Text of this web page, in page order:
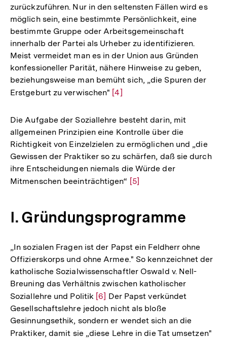
zurückzuführen. Nur in den seltensten Fällen wird es
möglich sein, eine bestimmte Persönlichkeit, eine
bestimmte Gruppe oder Arbeitsgemeinschaft
innerhalb der Partei als Urheber zu identifizieren.
Meist vermeidet man es in der Union aus Gründen
konfessioneller Parität, nähere Hinweise zu geben,
beziehungsweise man bemüht sich, „die Spuren der
Erstgeburt zu verwischen" Zur
der
Fußnote
[4]
Die Aufgabe der Soziallehre besteht darin, mit
allgemeinen Prinzipien eine Kontrolle über die
Richtigkeit von Einzelzielen zu ermöglichen und „die
Gewissen der Praktiker so zu schärfen, daß sie durch
ihre Entscheidungen niemals die Würde der
Mitmenschen beeinträchtigen“ Zur
Fußnote
[5]
I. Gründungsprogramme
„In sozialen Fragen ist der Papst ein Feldherr ohne
Offizierskorps und ohne Armee." So kennzeichnet der
katholische Sozialwissenschaftler Oswald v. Nell-
Breuning das Verhältnis zwischen katholischer
Soziallehre und Politik Zur
Auflösung
der
Fußnote
[6] Der Papst verkündet
Gesellschaftslehre jedoch nicht als bloße
Gesinnungsethik, sondern er wendet sich an die
Praktiker, damit sie „diese Lehre in die Tat umsetzen"